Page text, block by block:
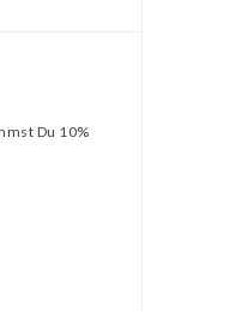
Du 10%